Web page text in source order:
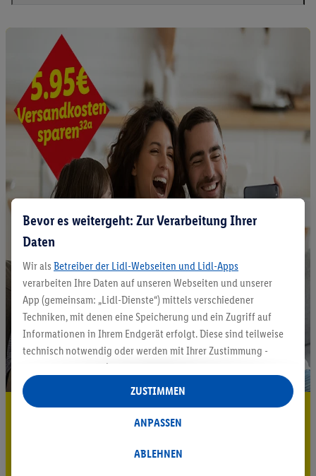
5.95 € Versand sparen³²ᵃ
Bevor es weitergeht: Zur Verarbeitung Ihrer
Daten
Wir als Betreiber der Lidl-Webseiten und Lidl-Apps
verarbeiten Ihre Daten auf unseren Webseiten und unserer
App (gemeinsam: „Lidl-Dienste“) mittels verschiedener
Techniken, mit denen eine Speicherung und ein Zugriff auf
Informationen in Ihrem Endgerät erfolgt. Diese sind teilweise
technisch notwendig oder werden mit Ihrer Zustimmung -
auch durch Partner (u.a.
Verantwortliche; im Zusammenhang mit dem IAB TCF
insgesamt
Statistik-Erstellung oder für personalisierte Werbung
Datenverarbeitungen für personalisierte Werbung werden
ABLEHNEN
ANPASSEN
ZUSTIMMEN